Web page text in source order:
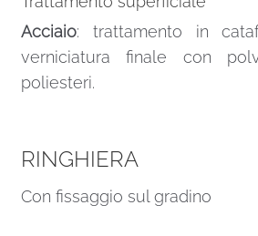
Acciaio: trattamento in
verniciatura finale con
poliesteri.
RINGHIERA
Con fissaggio sul gradino